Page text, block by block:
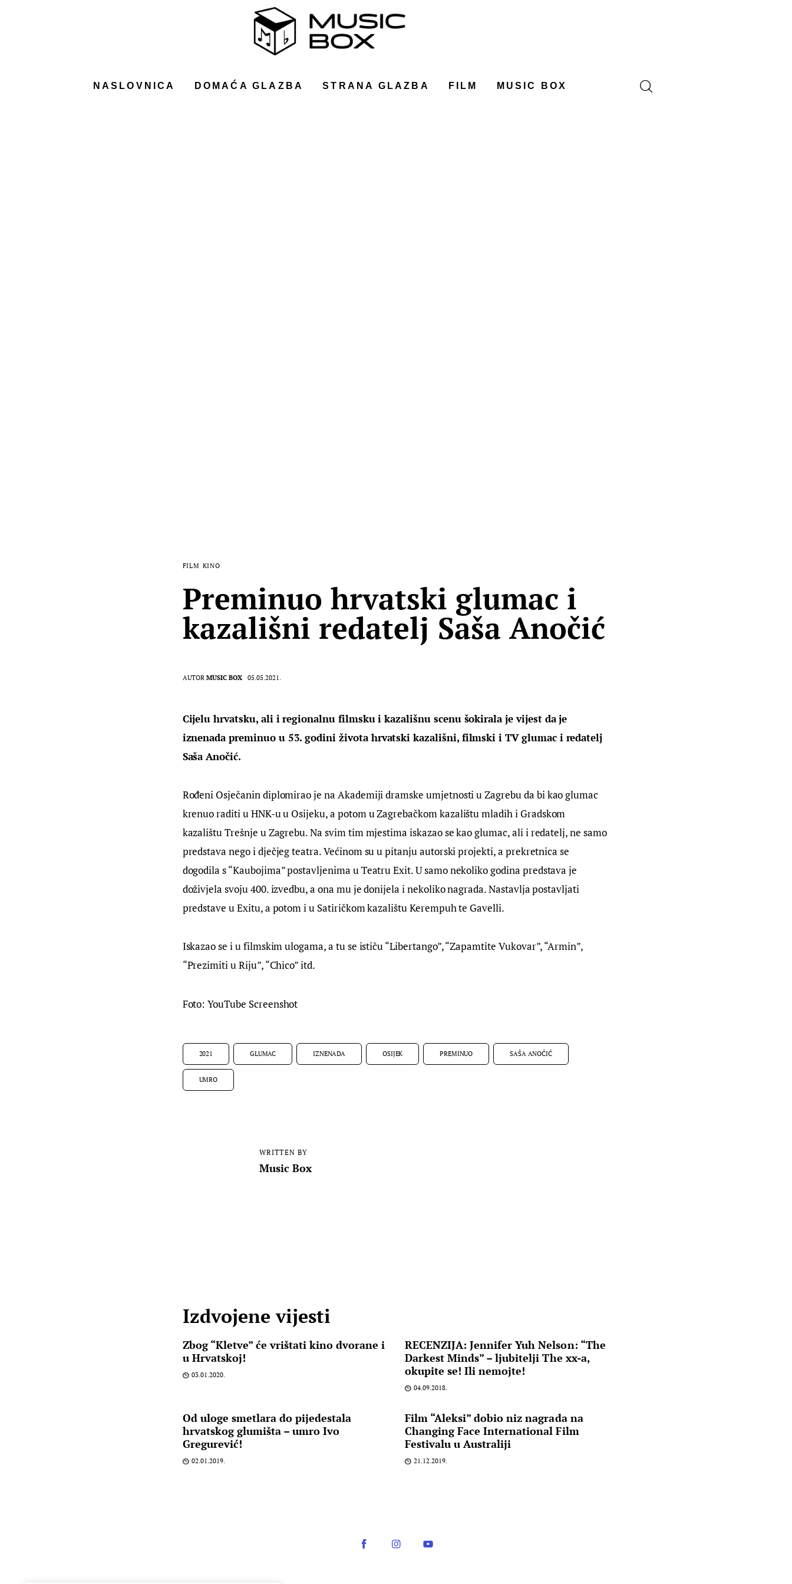
NASLOVNICA DOMAĆA GLAZBA STRANA GLAZBA FILM MUSIC BOX
FILM KINO
Preminuo hrvatski glumac i
kazališni redatelj Saša Anočić
AUTOR MUSIC BOX 05.05.2021.
Cijelu hrvatsku, ali i regionalnu filmsku i kazališnu scenu šokirala je vijest da je
iznenada preminuo u 53. godini života hrvatski kazališni, filmski i TV glumac i redatelj
Saša Anočić.
Rođeni Osječanin diplomirao je na Akademiji dramske umjetnosti u Zagrebu da bi kao glumac
krenuo raditi u HNK-u u Osijeku, a potom u Zagrebačkom kazalištu mladih i Gradskom
kazalištu Trešnje u Zagrebu. Na svim tim mjestima iskazao se kao glumac, ali i redatelj, ne samo
predstava nego i dječjeg teatra. Većinom su u pitanju autorski projekti, a prekretnica se
dogodila s “Kaubojima” postavljenima u Teatru Exit. U samo nekoliko godina predstava je
doživjela svoju 400. izvedbu, a ona mu je donijela i nekoliko nagrada. Nastavlja postavljati
predstave u Exitu, a potom i u Satiričkom kazalištu Kerempuh te Gavelli.
Iskazao se i u filmskim ulogama, a tu se ističu “Libertango”, “Zapamtite Vukovar”, “Armin”,
“Prezimiti u Riju”, “Chico” itd.
Foto: YouTube Screenshot
2021 GLUMAC IZNENADA OSIJEK PREMINUO SAŠA ANOČIĆ
UMRO
WRITTEN BY
Music Box
Izdvojene vijesti
Zbog “Kletve” će vrištati kino dvorane i
u Hrvatskoj!
03.01.2020.
RECENZIJA: Jennifer Yuh Nelson: “The
Darkest Minds” – ljubitelji The xx-a,
okupite se! Ili nemojte!
04.09.2018.
Od uloge smetlara do pijedestala
hrvatskog glumišta – umro Ivo
Gregurević!
02.01.2019.
Film “Aleksi” dobio niz nagrada na
Changing Face International Film
Festivalu u Australiji
21.12.2019.